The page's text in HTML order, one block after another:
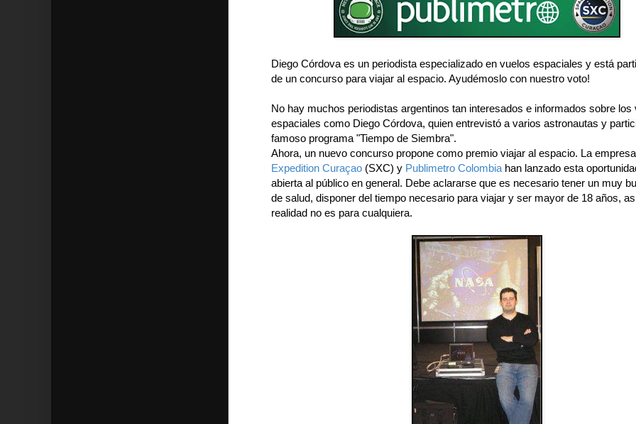
Diego Córdova es un periodista especializado en vuelos espaciales y está
de un concurso para viajar al espacio. Ayudémoslo con nuestro voto!
No hay muchos periodistas argentinos tan interesados e informados sobre los
espaciales como Diego Córdova, quien entrevistó a varios astronautas y
famoso programa "Tiempo de Siembra".
Ahora, un nuevo concurso propone como premio viajar al espacio. La empresa
Expedition Curaçao (SXC) y Publimetro Colombia han lanzado esta
abierta al público en general. Debe aclararse que es necesario tener un muy
de salud, disponer del tiempo necesario para viajar y ser mayor de 18 años,
realidad no es para cualquiera.